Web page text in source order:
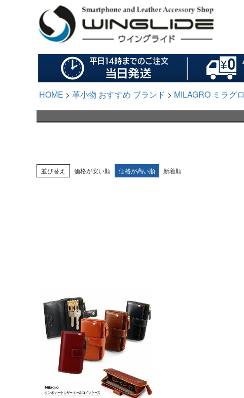
HOME 革小物 おすすめ ブランド MILAGRO ミラグロ
並び替え 価格が安い順 価格が高い順 新着順